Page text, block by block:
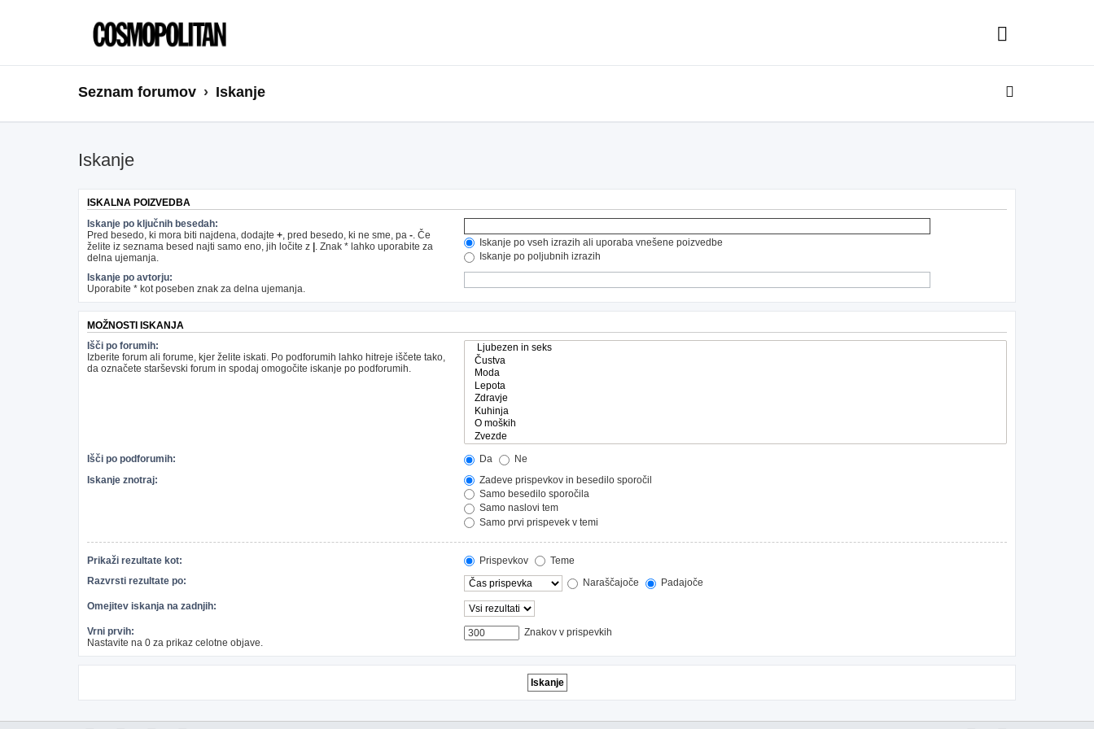
Seznam forumov Iskanje
Iskanje
ISKALNA POIZVEDBA
Iskanje po ključnih besedah:
Pred besedo, ki mora biti najdena, dodajte +, pred besedo, ki ne sme, pa -. Če
želite iz seznama besed najti samo eno, jih ločite z . Znak * lahko uporabite za
delna ujemanja.
Iskanje po vseh izrazih ali uporaba vnešene poizvedbe
Iskanje po poljubnih izrazih
Iskanje po avtorju:
Uporabite * kot poseben znak za delna ujemanja.
MOŽNOSTI ISKANJA
Išči po forumih:
Izberite forum ali forume, kjer želite iskati. Po podforumih lahko hitreje iščete tako,
da označete starševski forum in spodaj omogočite iskanje po podforumih.
Išči po podforumih: Da
Ne
Iskanje znotraj:
Zadeve prispevkov in besedilo sporočil
Samo besedilo sporočila
Samo naslovi tem
Samo prvi prispevek v temi
Prikaži rezultate kot: Prispevkov
Teme
Razvrsti rezultate po:
Naraščajoče Padajoče
Omejitev iskanja na zadnjih:
Vrni prvih:
Nastavite na 0 za prikaz celotne objave.
Znakov v prispevkih